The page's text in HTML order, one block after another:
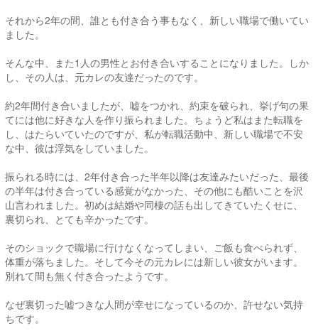
それから2年の間、誰とも付き合う事もなく、新しい職場で働いてい
ました。
そんな中、また1人の男性とお付き合いすることになりました。しか
し、その人は、元カレの友達だったのです。
約2年間付き合いましたが、嘘をつかれ、約束を破られ、挙げ句の果
てには他に好きな人を作り振られました。ちょうど私はまた転職を
し、はたらいていたのですが、私が転職活動中、新しい職場で不安
な中、彼は浮気をしていました。
振られる時には、2年付き合った半年以降は友達みたいだった、最後
の半年は付き合っている感覚がなかった、その他にも酷いことを沢
山言われました。初めは結婚や同棲の話も出してきていたくせに、
裏切られ、とても辛かったです。
そのショックで職場に行けなくなってしまい、ご飯も食べられず、
体重が落ちました。そして今その元カレには新しい彼女がいます。
別れて間も無く付き合ったようです。
なぜ裏切った嘘つきな人間が幸せになっているのか、許せない気持
ちです。